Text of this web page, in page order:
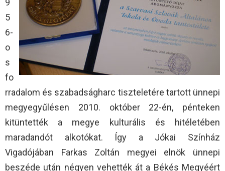
5
6-
o
s
fo
rradalom és szabadságharc tiszteletére tartott ünnepi
megyegyűlésen 2010. október 22-én, pénteken
kitüntették a megye kulturális és hitéletében
maradandót alkotókat. Így a Jókai Színház
Vigadójában Farkas Zoltán megyei elnök ünnepi
beszéde után négyen vehették át a Békés Megyéért